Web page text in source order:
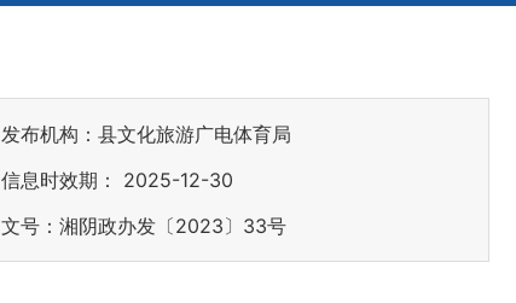
发布机构：县文化旅游广电体育局
信息时效期：
2025-12-30
文号：湘阴政办发〔2023〕33号